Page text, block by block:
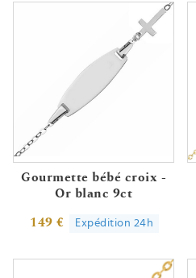
Gourmette bébé croix -
Or blanc 9ct
149 € Expédition 24h